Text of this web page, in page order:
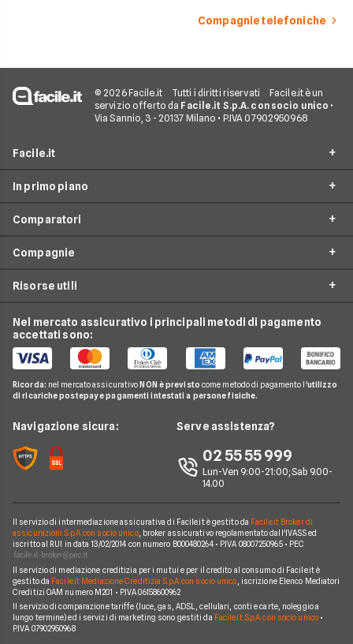
Compagnie telefoniche
© 2026 Facile.it Tutti i diritti riservati
Facile.it è un
servizio offerto da Facile.it S.p.A. con socio unico •
Via Sannio, 3 - 20137 Milano • P.IVA 07902950968
Facile.it
Assicurazioni
Prestiti
Conti e Carte
Telefonia Mobile
Pay TV
Noleggio Lungo Termine
News
Chi siamo
Perché scegliere Facile.it
Mappa del sito
In primo piano
Offerte Telefonia mobile
Tariffe Internet Mobile
Tariffe Cellulari
Offerta Internet Mobile
Offerte Telefonia Mobile Partita Iva
Comparatori
Passa a TIM
Passa a Vodafone
Passa a Postemobile
Passa a Ho
Offerte SIM solo dati
Compagnie
Offerte Vodafone
Offerte Wind
Offerte Fastweb Mobile
Offerte PosteMobile
Offerte Iliad
Offerte Ho Mobile
Offerte Very Mobile
Offerte Coop Voce
Compagnie Telefoniche
Risorse utili
Guida Telefonia
Domande Telefonia
Notizie Telefonia
Argomenti in evidenza Telefonia
Cambiare operatore telefonico
Nel mercato assicurativo i principali metodi di pagamento
accettati sono:
Ricorda: nel mercato assicurativoNON è previsto come metodo di pagamento l'utilizzo
di ricariche postepay e pagamenti intestati a persone fisiche.
Navigazione sicura: Serve assistenza?
02 55 55 999
Lun-Ven 9:00-21:00; Sab 9.00-
14.00
Il servizio di intermediazione assicurativa di Facile.it è gestito da Facile.it Broker di
assicurazioni S.p.A. con socio unico, broker assicurativo regolamentato dall'IVASS ed
iscritto al RUI in data 13/02/2014 con numero B000480264 • P.IVA 08007250965 • PEC
Il servizio di mediazione creditizia per i mutui e per il credito al consumo di Facile.it è
gestito da Facile.it Mediazione Creditizia S.p.A. con socio unico , iscrizione Elenco Mediatori
Creditizi OAM numero M201 • P.IVA 06158600962
Il servizio di comparazione tariffe (luce, gas, ADSL, cellulari, conti e carte, noleggio a
lungo termine) ed i servizi di marketing sono gestiti da Facile.it S.p.A. con socio unico•
P.IVA 07902950968